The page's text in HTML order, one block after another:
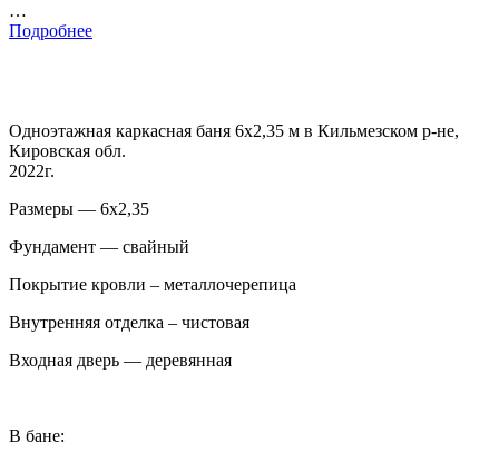
…
Подробнее
Одноэтажная каркасная баня 6х2,35 м в Кильмезском р-не,
Кировская обл.
2022г.
Размеры — 6х2,35
Фундамент — свайный
Покрытие кровли – металлочерепица
Внутренняя отделка – чистовая
Входная дверь — деревянная
В бане: